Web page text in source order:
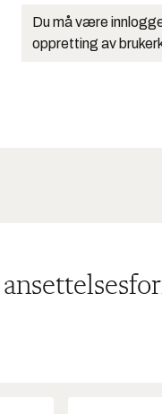
Du må være
oppretting av